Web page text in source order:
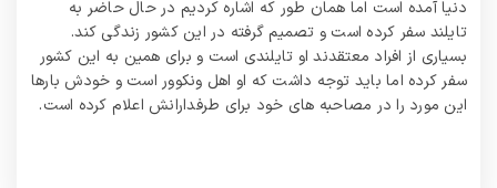
دنیا آمده است اما همان طور که اشاره کردیم در حال حاضر به‌
تایلند سفر کرده است و تصمیم گرفته در این کشور زندگی کند.
بسیاری از افراد معتقدند او تایلندی است و برای همین به این کشور
سفر کرده اما باید توجه داشت که او اهل ونکوور است و خودش بارها
این مورد را در مصاحبه های خود برای طرفدارانش اعلام کرده است.